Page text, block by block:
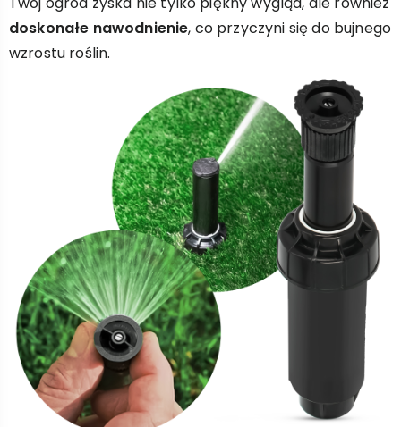
doskonałe nawodnienie, co przyczyni się do bujnego
wzrostu roślin.